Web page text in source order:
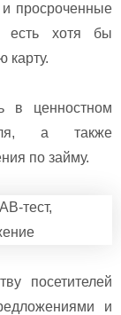
просроченные
есть хотя бы
карту.
в ценностном
а также
по займу.
посетителей
и